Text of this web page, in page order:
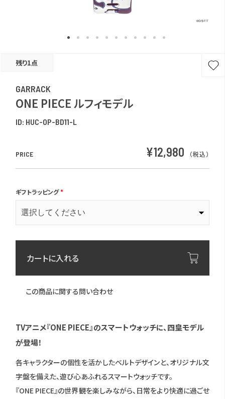
残り1点
GARRACK
ONE PIECE ルフィモデル
ID: HUC-OP-BD11-L
PRICE ¥12,980 （税込）
ギフトラッピング*
カートに入れる
この商品に関する問い合わせ
TVアニメ『ONE PIECE』のスマートウォッチに、四皇モデル
が登場！
各キャラクターの個性を活かしたベルトデザインと、オリジナル文
字盤を備えた、遊び心あふれるスマートウォッチです。
『ONE PIECE』の世界観を楽しみながら、日常をより快適に過ごせ